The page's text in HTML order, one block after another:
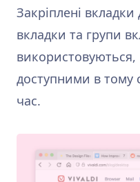
Закріплені
вкладки та групи
використовуються,
доступними в тому
час.